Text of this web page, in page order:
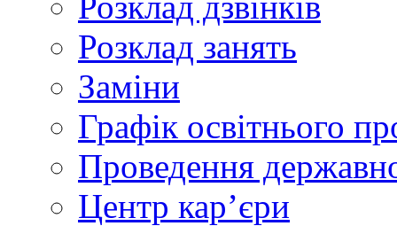
Розклад занять
Заміни
Графік освітнього
Проведення
Центр кар’єри